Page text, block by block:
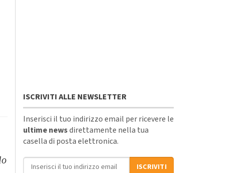
ISCRIVITI ALLE NEWSLETTER
Inserisci il tuo indirizzo email per ricevere le
ultime newsdirettamente nella tua
casella di posta elettronica.
Indirizzo email
ISCRIVITI